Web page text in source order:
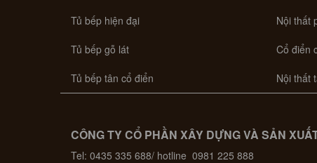
Tủ bếp hiện đại
Tủ bếp gỗ lát
Tủ bếp tân cổ điển
Nội thất
Cổ điển
Nội thất
CÔNG TY CỔ PHẦN XÂY DỰNG VÀ SẢN
Tel: 0435 335 688/ hotline 0981 225 888